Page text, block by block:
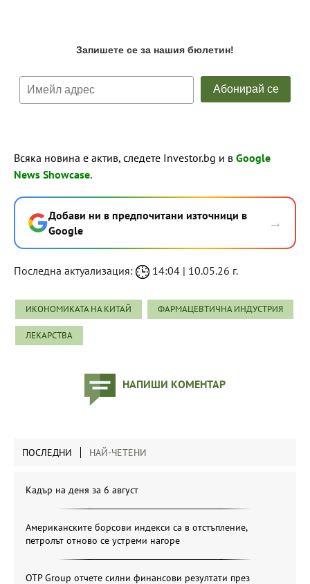
Всяка новина е актив, следете Investor.bg и в Google
News Showcase.
Добави ни в предпочитани източници в
Google
→
Последна актуализация: 14:04 | 10.05.26 г.
ИКОНОМИКАТА НА КИТАЙ ФАРМАЦЕВТИЧНА ИНДУСТРИЯ
ЛЕКАРСТВА
НАПИШИ КОМЕНТАР
ПОСЛЕДНИ НАЙ-ЧЕТЕНИ
Кадър на деня за 6 август
Американските борсови индекси са в отстъпление,
петролът отново се устреми нагоре
OTP Group отчете силни финансови резултати през